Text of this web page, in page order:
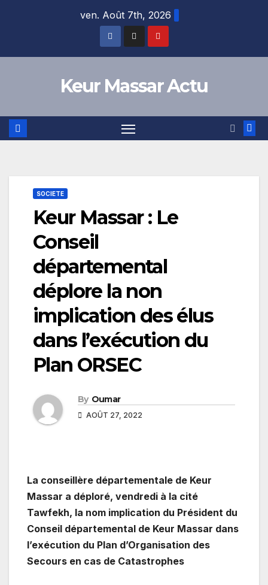
ven. Août 7th, 2026
Keur Massar Actu
SOCIETE
Keur Massar : Le
Conseil
départemental
déplore la non
implication des élus
dans l’exécution du
Plan ORSEC
By Oumar
AOÛT 27, 2022
La conseillère départementale de Keur
Massar a déploré, vendredi à la cité
Tawfekh, la nom implication du Président du
Conseil départemental de Keur Massar dans
l’exécution du Plan d’Organisation des
Secours en cas de Catastrophes